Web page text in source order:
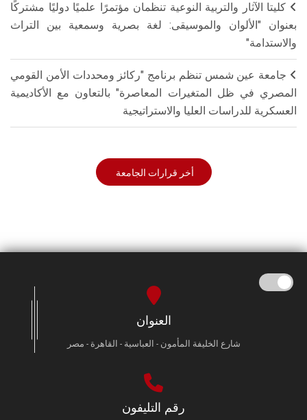
كليتا الآثار والتربية النوعية تنظمان مؤتمرًا علميًا دوليًا مشتركًا
بعنوان "الألوان والموسيقى: لغة بصرية وسمعية بين التراث
والاستدامة"
جامعة عين شمس تنظم برنامج "ركائز ومحددات الأمن القومي
المصري في ظل المتغيرات المعاصرة" بالتعاون مع الأكاديمية
العسكرية للدراسات العليا والاستراتيجية
أخر قرارات الجامعة
العنوان
شارع الخليفة المأمون - العباسية - القاهرة - مصر
رقم التليفون